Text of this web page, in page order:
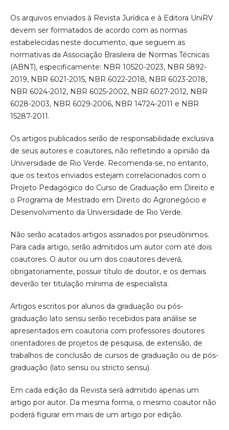
Os arquivos enviados à Revista Jurídica e à Editora UniRV
devem ser formatados de acordo com as normas
estabelecidas neste documento, que seguem as
normativas da Associação Brasileira de Normas Técnicas
(ABNT), especificamente: NBR 10520-2023, NBR 5892-
2019, NBR 6021-2015, NBR 6022-2018, NBR 6023-2018,
NBR 6024-2012, NBR 6025-2002, NBR 6027-2012, NBR
6028-2003, NBR 6029-2006, NBR 14724-2011 e NBR
15287-2011.
Os artigos publicados serão de responsabilidade exclusiva
de seus autores e coautores, não refletindo a opinião da
Universidade de Rio Verde. Recomenda-se, no entanto,
que os textos enviados estejam correlacionados com o
Projeto Pedagógico do Curso de Graduação em Direito e
o Programa de Mestrado em Direito do Agronegócio e
Desenvolvimento da Universidade de Rio Verde.
Não serão acatados artigos assinados por pseudônimos.
Para cada artigo, serão admitidos um autor com até dois
coautores. O autor ou um dos coautores deverá,
obrigatoriamente, possuir título de doutor, e os demais
deverão ter titulação mínima de especialista.
Artigos escritos por alunos da graduação ou pós-
graduação lato sensu serão recebidos para análise se
apresentados em coautoria com professores doutores
orientadores de projetos de pesquisa, de extensão, de
trabalhos de conclusão de cursos de graduação ou de pós-
graduação (lato sensu ou stricto sensu).
Em cada edição da Revista será admitido apenas um
artigo por autor. Da mesma forma, o mesmo coautor não
poderá figurar em mais de um artigo por edição.